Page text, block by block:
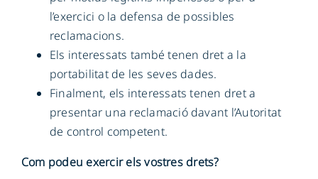
l’exercici o la defensa de possibles
reclamacions.
Els interessats també tenen dret a la
portabilitat de les seves dades.
Finalment, els interessats tenen dret a
presentar una reclamació davant l’Autoritat
de control competent.
Com podeu exercir els vostres drets?